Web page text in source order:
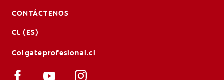
CONTÁCTENOS
CL (ES)
Colgateprofesional.cl